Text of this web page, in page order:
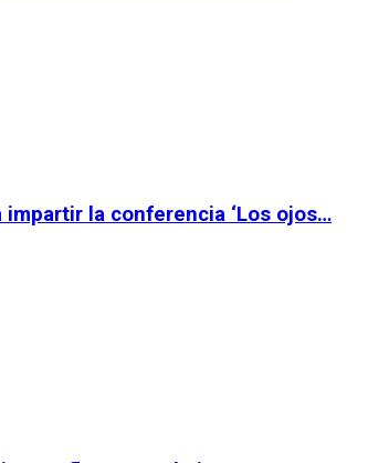
impartir la conferencia ‘Los ojos…